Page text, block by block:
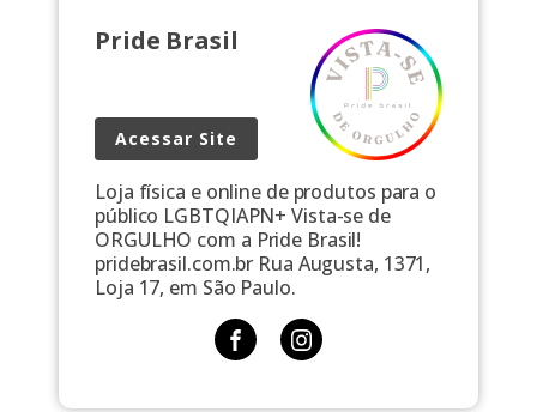
Pride Brasil
Acessar Site
Loja física e online de produtos para o
público LGBTQIAPN+ Vista-se de
ORGULHO com a Pride Brasil!
pridebrasil.com.br Rua Augusta, 1371,
Loja 17, em São Paulo.